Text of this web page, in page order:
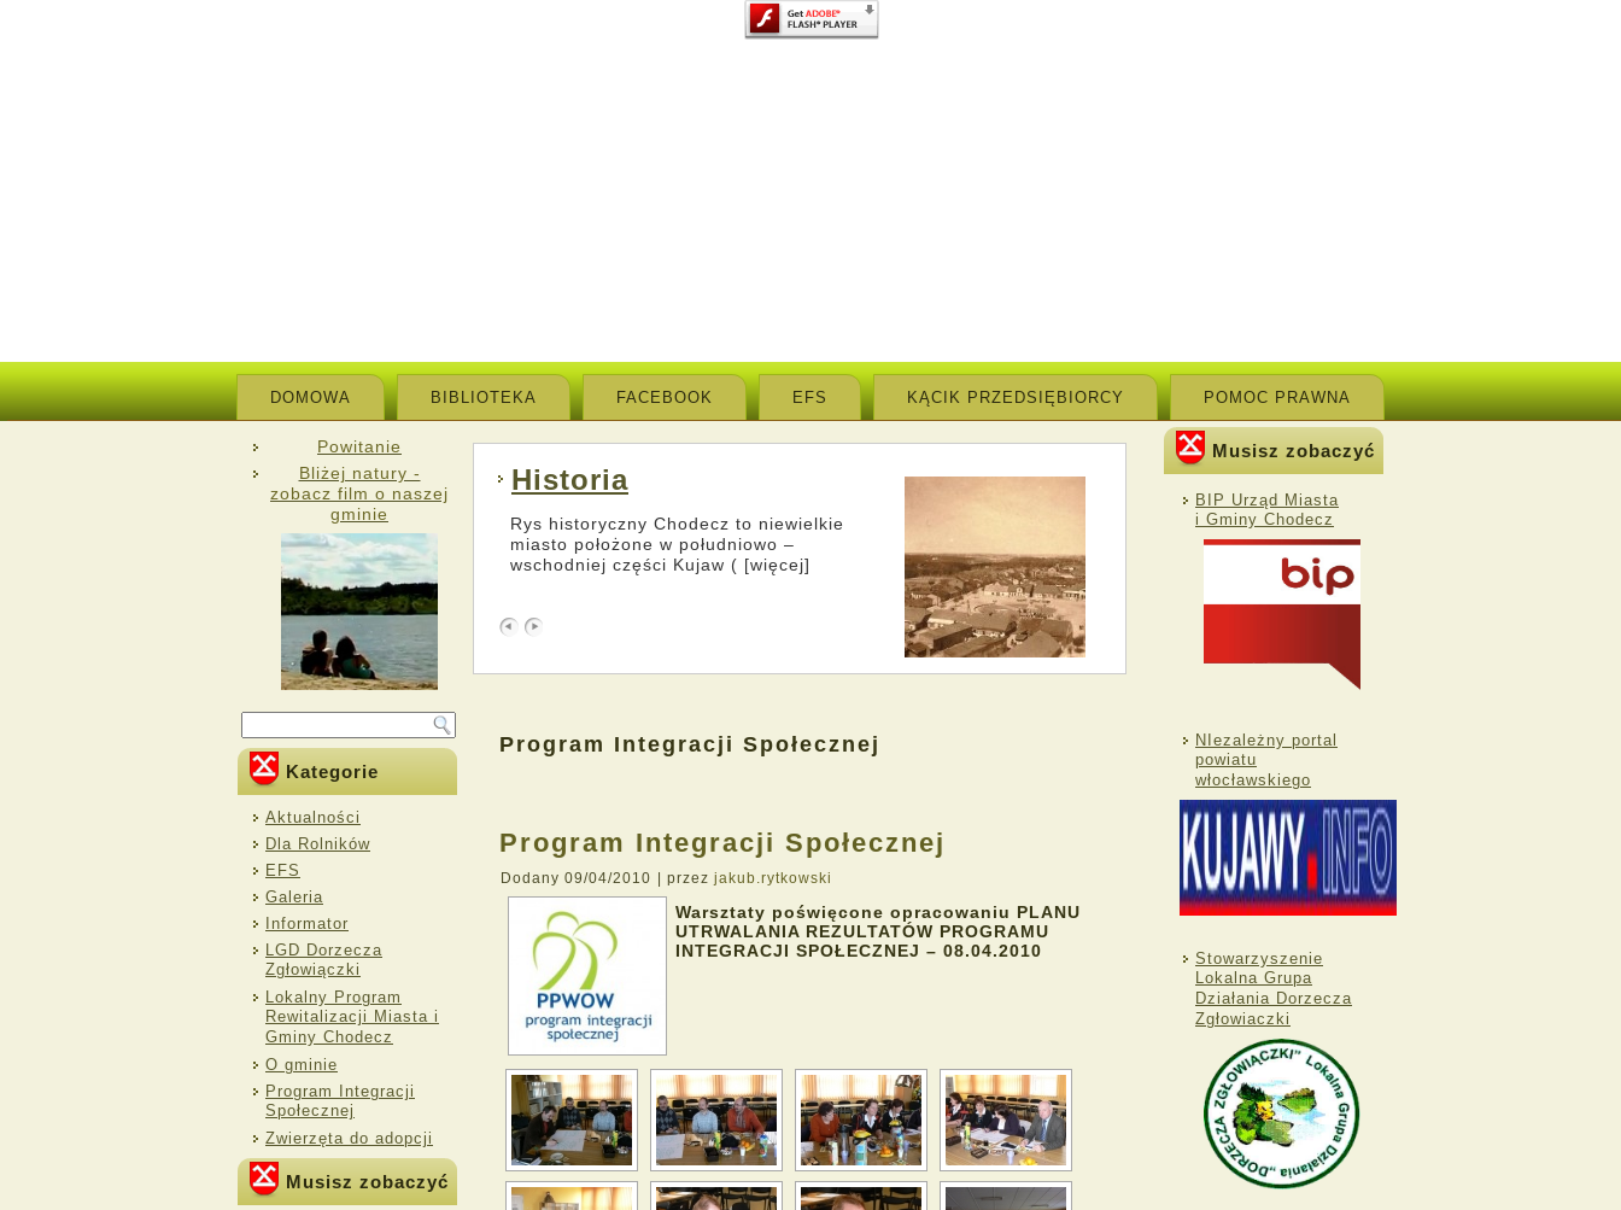
DOMOWA BIBLIOTEKA FACEBOOK EFS KĄCIK PRZEDSIĘBIORCY POMOC PRAWNA
Powitanie
Bliżej natury -
zobacz film o naszej
gminie
Kategorie
Aktualności
Dla Rolników
EFS
Galeria
Informator
LGD Dorzecza
Zgłowiączki
Lokalny Program
Rewitalizacji Miasta i
Gminy Chodecz
O gminie
Program Integracji
Społecznej
Zwierzęta do adopcji
Musisz zobaczyć
Historia
Rys historyczny Chodecz to niewielkie
miasto położone w południowo –
wschodniej części Kujaw ( [więcej]
Program Integracji Społecznej
Program Integracji Społecznej
Dodany 09/04/2010 przez jakub.rytkowski
Warsztaty poświęcone opracowaniu PLANU
UTRWALANIA REZULTATÓW PROGRAMU
INTEGRACJI SPOŁECZNEJ – 08.04.2010
Musisz zobaczyć
BIP Urząd Miasta
i Gminy Chodecz
NIezależny portal
powiatu
włocławskiego
Stowarzyszenie
Lokalna Grupa
Działania Dorzecza
Zgłowiaczki